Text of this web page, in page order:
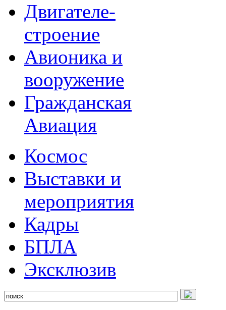
Двигателе-
строение
Авионика и
вооружение
Гражданская
Авиация
Космос
Выставки и
мероприятия
Кадры
БПЛА
Эксклюзив